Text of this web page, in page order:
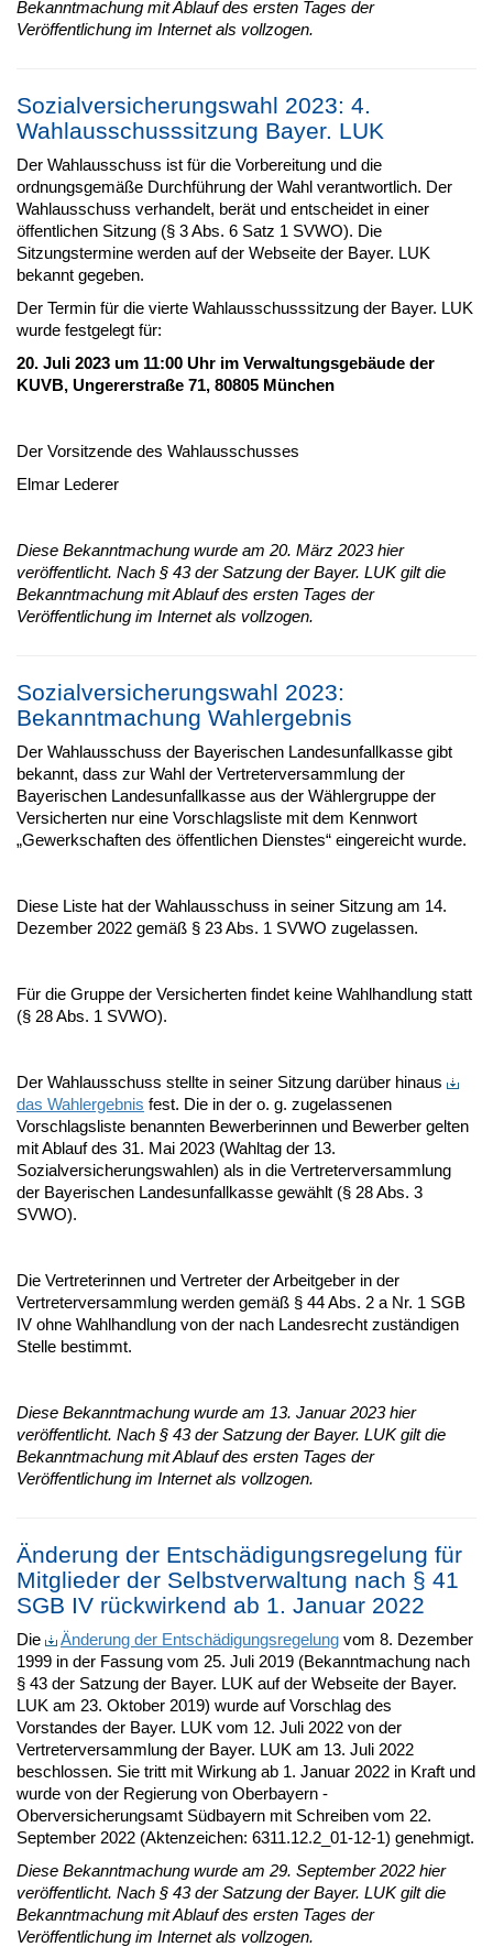
Bekanntmachung mit Ablauf des ersten Tages der
Veröffentlichung im Internet als vollzogen.
Sozialversicherungswahl 2023: 4.
Wahlausschusssitzung Bayer. LUK
Der Wahlausschuss ist für die Vorbereitung und die
ordnungsgemäße Durchführung der Wahl verantwortlich. Der
Wahlausschuss verhandelt, berät und entscheidet in einer
öffentlichen Sitzung (§ 3 Abs. 6 Satz 1 SVWO). Die
Sitzungstermine werden auf der Webseite der Bayer. LUK
bekannt gegeben.
Der Termin für die vierte Wahlausschusssitzung der Bayer. LUK
wurde festgelegt für:
20. Juli 2023 um 11:00 Uhr im Verwaltungsgebäude der
KUVB, Ungererstraße 71, 80805 München
Der Vorsitzende des Wahlausschusses
Elmar Lederer
Diese Bekanntmachung wurde am 20. März 2023 hier
veröffentlicht. Nach § 43 der Satzung der Bayer. LUK gilt die
Bekanntmachung mit Ablauf des ersten Tages der
Veröffentlichung im Internet als vollzogen.
Sozialversicherungswahl 2023:
Bekanntmachung Wahlergebnis
Der Wahlausschuss der Bayerischen Landesunfallkasse gibt
bekannt, dass zur Wahl der Vertreterversammlung der
Bayerischen Landesunfallkasse aus der Wählergruppe der
Versicherten nur eine Vorschlagsliste mit dem Kennwort
„Gewerkschaften des öffentlichen Dienstes“ eingereicht wurde.
Diese Liste hat der Wahlausschuss in seiner Sitzung am 14.
Dezember 2022 gemäß § 23 Abs. 1 SVWO zugelassen.
Für die Gruppe der Versicherten findet keine Wahlhandlung statt
(§ 28 Abs. 1 SVWO).
Der Wahlausschuss stellte in seiner Sitzung darüber hinaus
das Wahlergebnis fest. Die in der o. g. zugelassenen
Vorschlagsliste benannten Bewerberinnen und Bewerber gelten
mit Ablauf des 31. Mai 2023 (Wahltag der 13.
Sozialversicherungswahlen) als in die Vertreterversammlung
der Bayerischen Landesunfallkasse gewählt (§ 28 Abs. 3
SVWO).
Die Vertreterinnen und Vertreter der Arbeitgeber in der
Vertreterversammlung werden gemäß § 44 Abs. 2 a Nr. 1 SGB
IV ohne Wahlhandlung von der nach Landesrecht zuständigen
Stelle bestimmt.
Diese Bekanntmachung wurde am 13. Januar 2023 hier
veröffentlicht. Nach § 43 der Satzung der Bayer. LUK gilt die
Bekanntmachung mit Ablauf des ersten Tages der
Veröffentlichung im Internet als vollzogen.
Änderung der Entschädigungsregelung für
Mitglieder der Selbstverwaltung nach § 41
SGB IV rückwirkend ab 1. Januar 2022
Die Änderung der Entschädigungsregelung vom 8. Dezember
1999 in der Fassung vom 25. Juli 2019 (Bekanntmachung nach
§ 43 der Satzung der Bayer. LUK auf der Webseite der Bayer.
LUK am 23. Oktober 2019) wurde auf Vorschlag des
Vorstandes der Bayer. LUK vom 12. Juli 2022 von der
Vertreterversammlung der Bayer. LUK am 13. Juli 2022
beschlossen. Sie tritt mit Wirkung ab 1. Januar 2022 in Kraft und
wurde von der Regierung von Oberbayern -
Oberversicherungsamt Südbayern mit Schreiben vom 22.
September 2022 (Aktenzeichen: 6311.12.2_01-12-1) genehmigt.
Diese Bekanntmachung wurde am 29. September 2022 hier
veröffentlicht. Nach § 43 der Satzung der Bayer. LUK gilt die
Bekanntmachung mit Ablauf des ersten Tages der
Veröffentlichung im Internet als vollzogen.